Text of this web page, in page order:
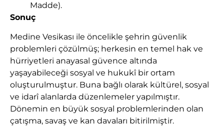
Madde).
Sonuç
Medine Vesikası ile öncelikle şehrin güvenlik
problemleri çözülmüş; herkesin en temel hak ve
hürriyetleri anayasal güvence altında
yaşayabileceği sosyal ve hukukî bir ortam
oluşturulmuştur. Buna bağlı olarak kültürel, sosyal
ve idarî alanlarda düzenlemeler yapılmıştır.
Dönemin en büyük sosyal problemlerinden olan
çatışma, savaş ve kan davaları bitirilmiştir.